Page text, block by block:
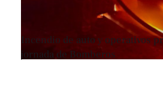
Incendio de auto y operativos
jornada de Bomberos